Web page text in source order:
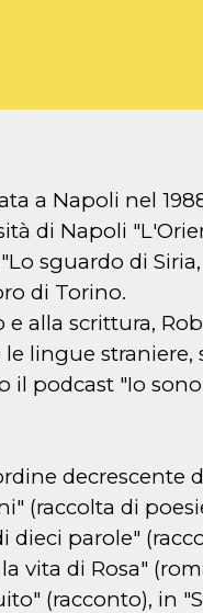
a Napoli nel
di Napoli
sguardo di
di Torino.
alla scrittura,
le lingue
il podcast "Io
decrescente
(raccolta di
dieci parole"
vita di Rosa"
(racconto), in